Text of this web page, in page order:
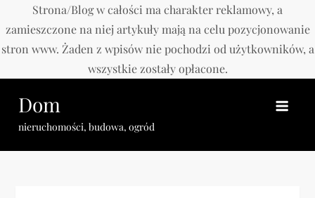
Strona/Blog w całości ma charakter reklamowy, a
zamieszczone na niej artykuły mają na celu pozycjonowanie
stron www. Żaden z wpisów nie pochodzi od użytkowników, a
wszystkie zostały opłacone.
content
Dom
nieruchomości, budowa, ogród